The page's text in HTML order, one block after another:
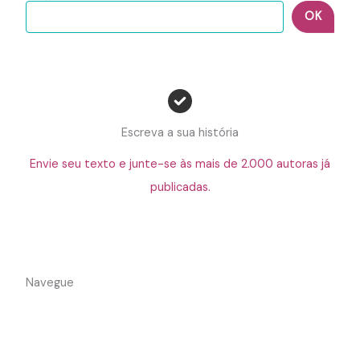
OK
Escreva a sua história
Envie seu texto e junte-se às mais de 2.000 autoras já
publicadas.
Navegue